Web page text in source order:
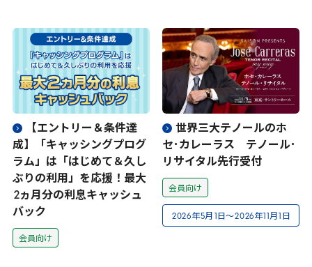
【エントリー＆条件達
成】「キャッシングプログ
ラム」は「はじめて＆久し
ぶりの利用」を応援！最大
2ヵ月分の利息キャッシュ
バック
会員向け
世界三大テノールのホ
セ･カレーラス テノール･
リサイタル先行受付
会員向け
2026年5月 日～2026年11 月 日